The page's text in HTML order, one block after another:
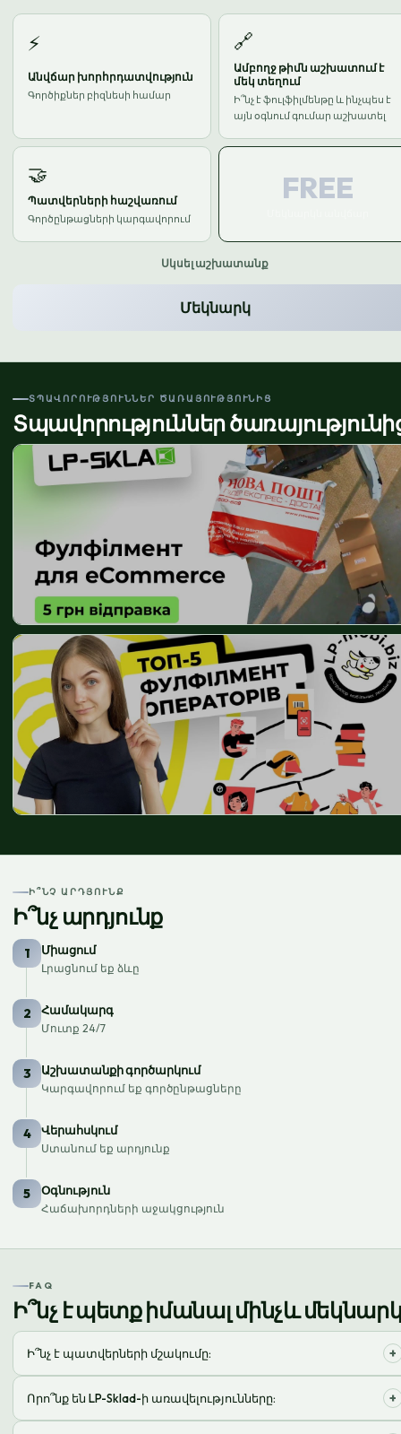
⚡
Անվճար խորհրդատվություն
Գործիքներ բիզնեսի համար
🔗
Ամբողջ թիմն աշխատում է
մեկ տեղում
Ի՞նչ է ֆուլֆիլմենթը և ինչպես է
այն օգնում գումար աշխատել
🤝
Պատվերների հաշվառում
Գործընթացների կարգավորում
FREE
Սկսել աշխատանք
Մեկնարկ
ՏՊԱՎՈՐՈՒԹՅՈՒՆՆԵՐ ԾԱՌԱՅՈՒԹՅՈՒՆԻՑ
Տպավորություններ
Ի՞ՆՉ ԱՐԴՅՈՒՆՔ
Ի՞նչ արդյունք
1 Միացում
Լրացնում եք ձևը
2 Համակարգ
Մուտք 24/7
3 Աշխատանքի գործարկում
Կարգավորում եք գործընթացները
4 Վերահսկում
Ստանում եք արդյունք
5 Օգնություն
Հաճախորդների աջակցություն
FAQ
Ի՞նչ է պետք իմանալ մինչև
Ի՞նչ է պատվերների մշակումը: +
համալրում, փաթեթավորում և առաքում հաճախորդներին:
Որո՞նք են LP-Sklad-ի առավելությունները: +